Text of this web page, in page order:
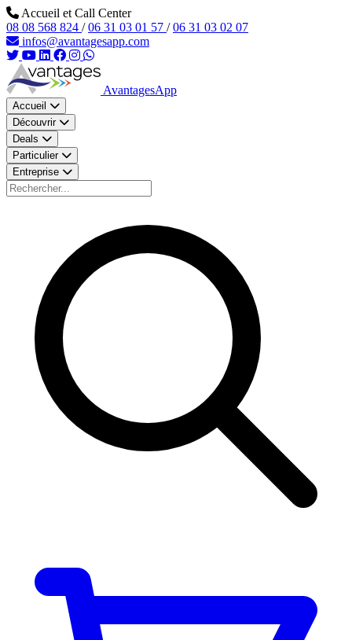
Aller au contenu principal
Accueil et Call Center
08 08 568 824 / 06 31 03 01 57 / 06 31 03 02 07
infos@avantagesapp.com
AvantagesApp
Accueil
Découvrir
Deals
Particulier
Entreprise